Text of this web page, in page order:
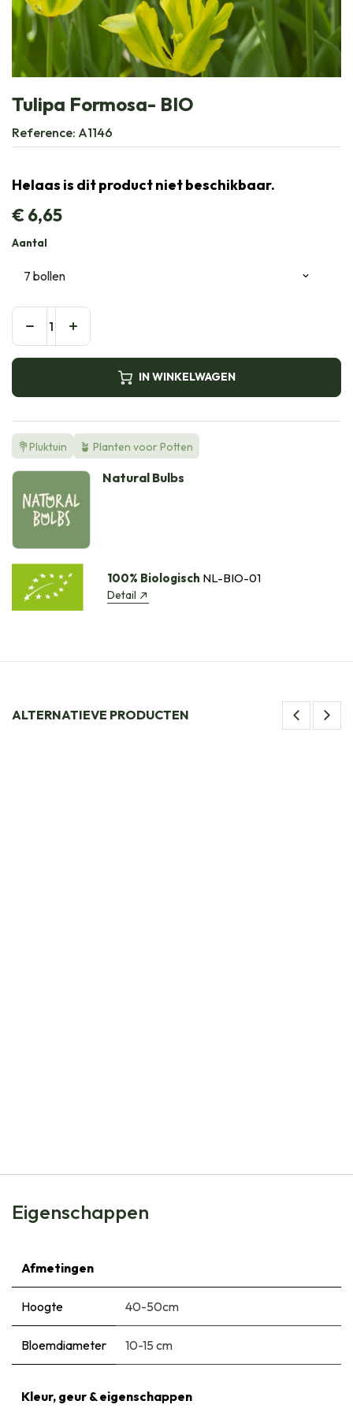
Tulipa Formosa- BIO
Reference: A1146
Helaas is dit product niet beschikbaar.
€6,65
Aantal
IN WINKELWAGEN
💐Pluktuin 🪴 Planten voor Potten
Natural Bulbs
100% Biologisch NL-BIO-01
Detail
ALTERNATIEVE PRODUCTEN
Eigenschappen
Afmetingen
Hoogte 40-50cm
Bloemdiameter 10-15 cm
Kleur, geur & eigenschappen